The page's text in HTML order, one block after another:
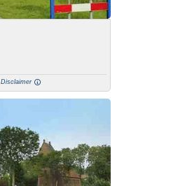
Disclaimer